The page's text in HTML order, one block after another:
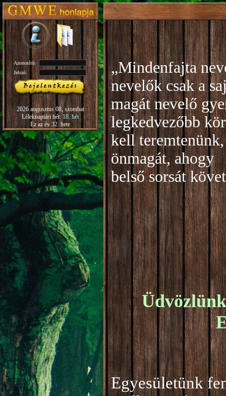
Azonosító:
Jelszó:
2026 augusztus 08, szombat
Léleknaptári hét:18. hét
Ez az év 32. hete
„Mindenfajta
nevelők csak a
magát nevelő
legkedvezőbb
kell
önmagát, ahogy
belső sorsát
Egyesületünk